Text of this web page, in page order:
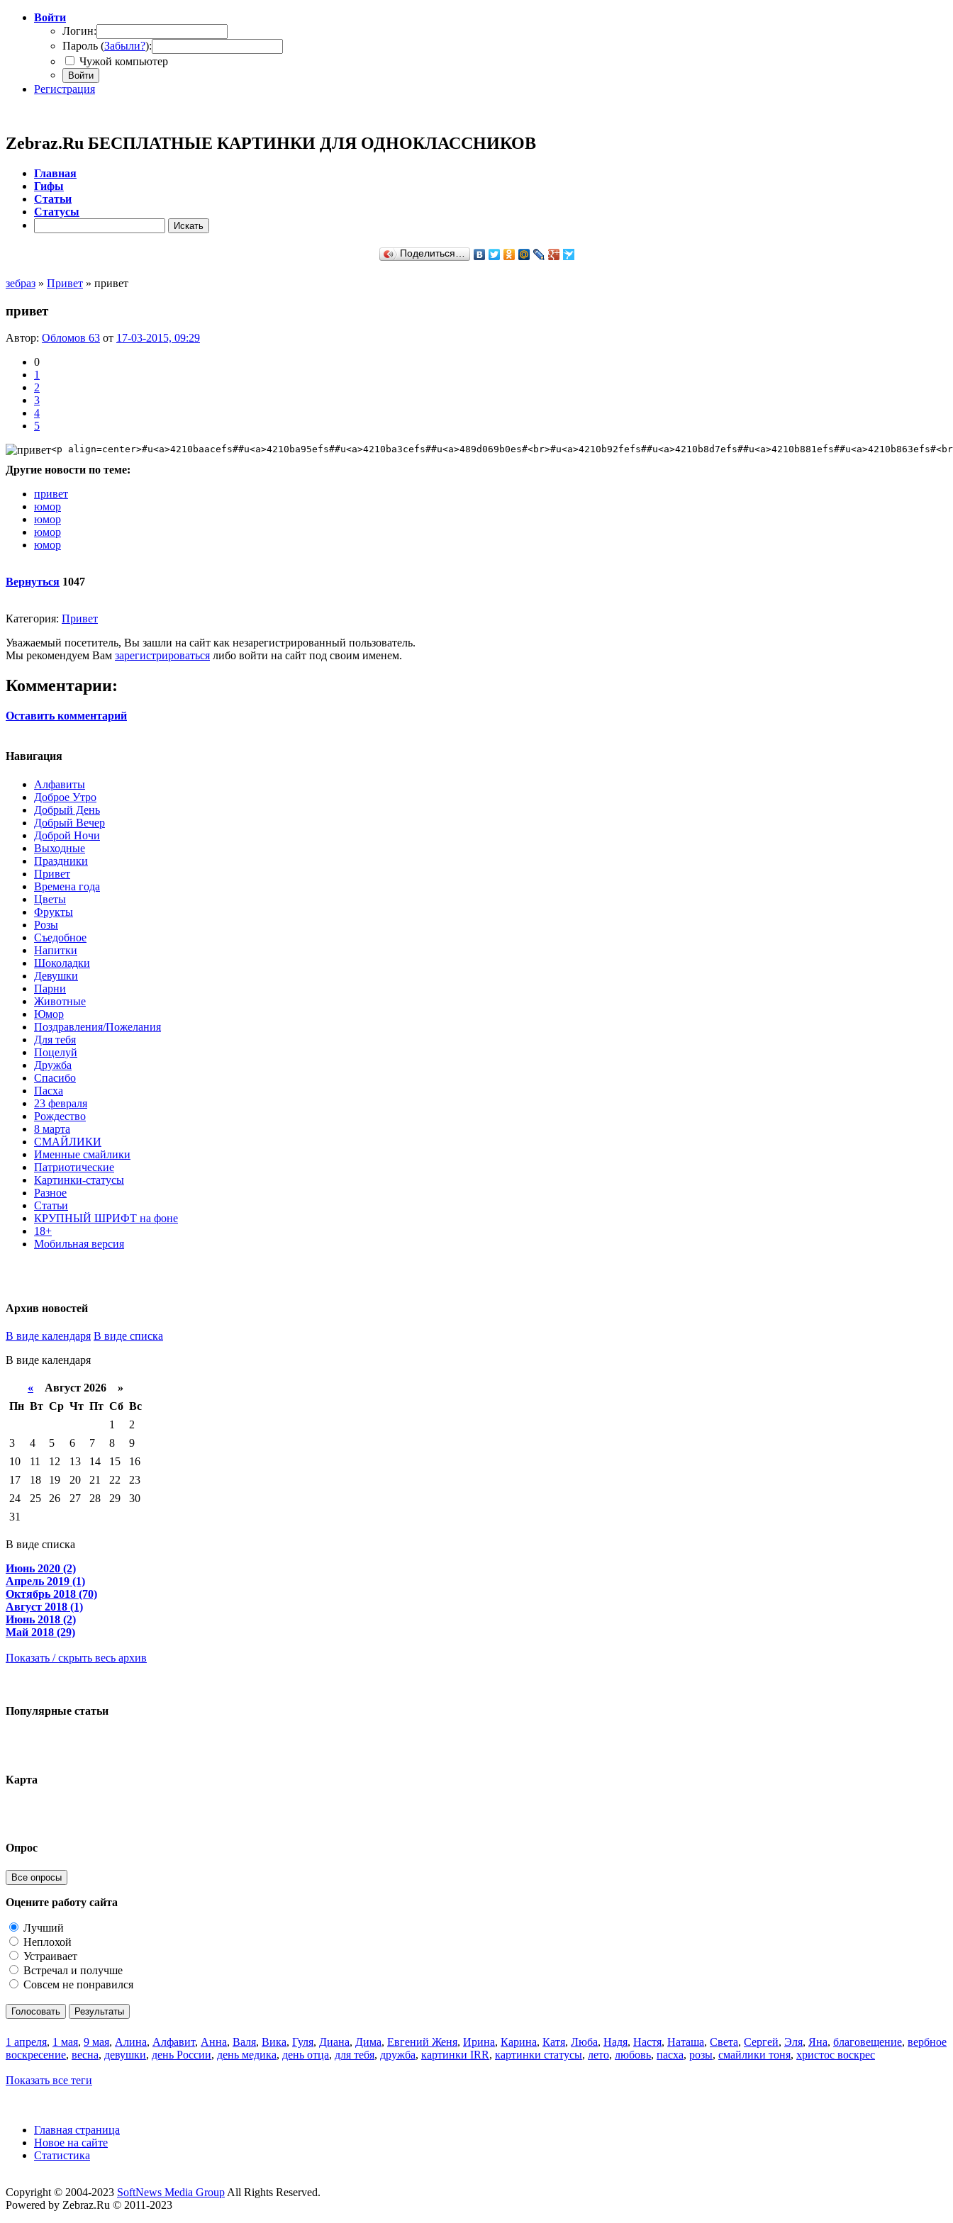
Войти
Логин:
Пароль (Забыли?):
Чужой компьютер
Войти
Регистрация
Zebraz.Ru БЕСПЛАТНЫЕ КАРТИНКИ ДЛЯ ОДНОКЛАССНИКОВ
Главная
Гифы
Cтатьи
Cтатусы
Поделиться…
зебраз » Привет » привет
привет
Автор: Обломов 63 от 17-03-2015, 09:29
0
1
2
3
4
5
<p
Другие новости по теме:
привет
юмор
юмор
юмор
юмор
Вернуться 1047
Категория: Привет
Уважаемый посетитель, Вы зашли на сайт как незарегистрированный пользователь.
Мы рекомендуем Вам зарегистрироваться либо войти на сайт под своим именем.
Комментарии:
Оставить комментарий
Навигация
Алфавиты
Доброе Утро
Добрый День
Добрый Вечер
Доброй Ночи
Выходные
Праздники
Привет
Времена года
Цветы
Фрукты
Розы
Съедобное
Напитки
Шоколадки
Девушки
Парни
Животные
Юмор
Поздравления/Пожелания
Для тебя
Поцелуй
Дружба
Спасибо
Пасха
23 февраля
Рождество
8 марта
СМАЙЛИКИ
Именные смайлики
Патриотические
Картинки-статусы
Разное
Cтатьи
КРУПНЫЙ ШРИФТ на фоне
18+
Мобильная версия
Архив новостей
В виде календаря В виде списка
В виде календаря
« Август 2026 »
Пн Вт Ср Чт Пт Сб Вс
1
2
3
4 5 6 7 8
9
10
11 12 13 14 15
16
17
18 19 20 21 22
23
24
25 26 27 28 29
30
31
В виде списка
Июнь 2020 (2)
Апрель 2019 (1)
Октябрь 2018 (70)
Август 2018 (1)
Июнь 2018 (2)
Май 2018 (29)
Показать / скрыть весь архив
Популярные статьи
Карта
Опрос
Все опросы
Оцените работу сайта
Лучший
Неплохой
Устраивает
Встречал и получше
Совсем не понравился
Голосовать Результаты
1 апреля, 1 мая, 9 мая, Алина, Алфавит, Анна, Валя, Вика, Гуля, Диана, Дима, Евгений Женя, Ирина, Карина, Катя, Люба, Надя, Настя, Наташа, Света, Сергей, Эля, Яна, благовещение, вербное
воскресение, весна, девушки, день России, день медика, день отца, для тебя, дружба, картинки IRR, картинки статусы, лето, любовь, пасха, розы, смайлики тоня, христос воскрес
Показать все теги
Главная страница
Новое на сайте
Статистика
Copyright © 2004-2023 SoftNews Media Group All Rights Reserved.
Powered by Zebraz.Ru © 2011-2023